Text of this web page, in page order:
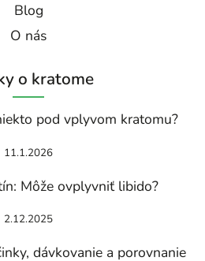
Blog
O nás
o kratome
pod vplyvom kratomu?
11.1.2026
Môže ovplyvniť libido?
2.12.2025
dávkovanie a porovnanie